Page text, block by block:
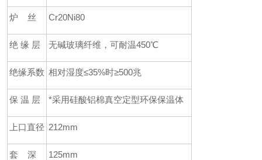
炉 丝 Cr20Ni80
绝 缘 层 无碱玻璃纤维，可耐温450℃
绝缘系数 相对湿度≤35%时≥500兆
保 温 层 *采用硅酸铝棉真空定型环保保温体
上口直径 212mm
套 深 125mm